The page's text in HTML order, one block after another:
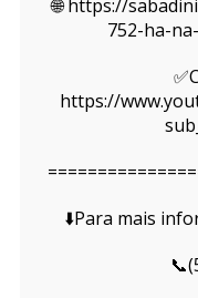
🌐 https://
752-ha-
https://
⬇️Para mais